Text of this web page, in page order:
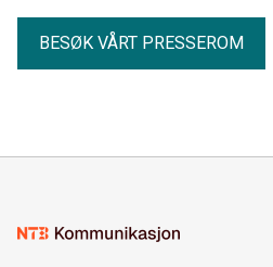
BESØK VÅRT PRESSEROM